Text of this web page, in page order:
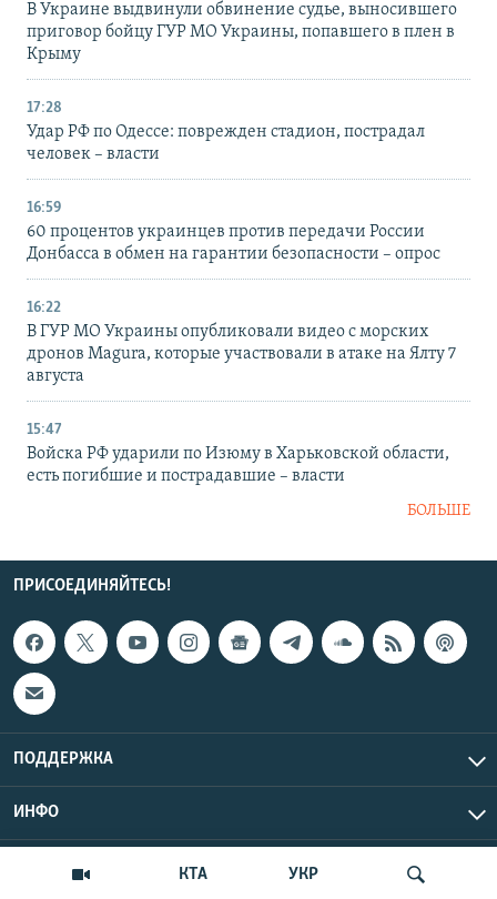
КТА УКР
В Украине выдвинули обвинение судье, выносившего
приговор бойцу ГУР МО Украины, попавшего в плен в
Крыму
17:28
Удар РФ по Одессе: поврежден стадион, пострадал
человек – власти
16:59
60 процентов украинцев против передачи России
Донбасса в обмен на гарантии безопасности – опрос
16:22
В ГУР МО Украины опубликовали видео с морских
дронов Magura, которые участвовали в атаке на Ялту 7
августа
15:47
Войска РФ ударили по Изюму в Харьковской области,
есть погибшие и пострадавшие – власти
БОЛЬШЕ
ПРИСОЕДИНЯЙТЕСЬ!
ПОДДЕРЖКА
ИНФО
Copyright Крым.Реалии, 2026 | Все права защищены.
UTC+3